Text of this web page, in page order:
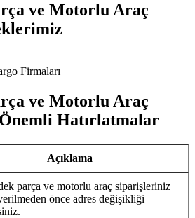
ve Motorlu Araç
Firmaları
ve Motorlu Araç
Hatırlatmalar
Açıklama
parça ve motorlu araç siparişleriniz
önce adres değişikliği